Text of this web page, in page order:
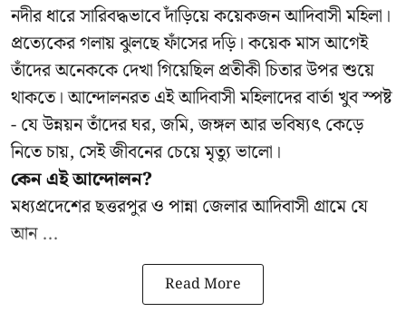
নদীর ধারে সারিবদ্ধভাবে দাঁড়িয়ে কয়েকজন আদিবাসী মহিলা।
প্রত্যেকের গলায় ঝুলছে ফাঁসের দড়ি। কয়েক মাস আগেই
তাঁদের অনেককে দেখা গিয়েছিল প্রতীকী চিতার উপর শুয়ে
থাকতে। আন্দোলনরত এই আদিবাসী মহিলাদের বার্তা খুব স্পষ্ট
- যে উন্নয়ন তাঁদের ঘর, জমি, জঙ্গল আর ভবিষ্যৎ কেড়ে
নিতে চায়, সেই জীবনের চেয়ে মৃত্যু ভালো।
কেন এই আন্দোলন?
মধ্যপ্রদেশের ছত্তরপুর ও পান্না জেলার আদিবাসী গ্রামে যে
আন ...
Read More